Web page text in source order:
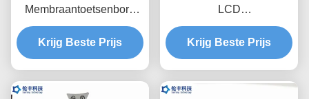
Membraantoetsenbord
niet Tastbaar Matte
Medical Equipment
Krijg Beste Prijs
LCD
Membraantoetsenbord
het Metaal overkoepelt
het Toetsenbord van de
Krijg Beste Prijs